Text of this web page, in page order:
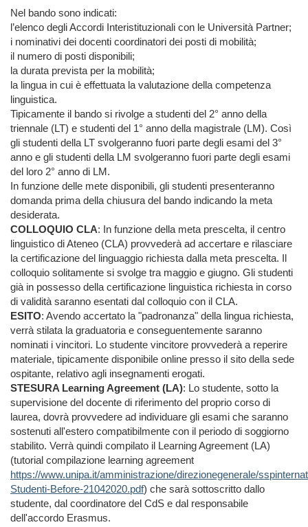
Nel bando sono indicati:
l’elenco degli Accordi Interistituzionali con le Università Partner;
i nominativi dei docenti coordinatori dei posti di mobilità;
il numero di posti disponibili;
la durata prevista per la mobilità;
la lingua in cui è effettuata la valutazione della competenza
linguistica.
Tipicamente il bando si rivolge a studenti del 2° anno della
triennale (LT) e studenti del 1° anno della magistrale (LM). Così
gli studenti della LT svolgeranno fuori parte degli esami del 3°
anno e gli studenti della LM svolgeranno fuori parte degli esami
del loro 2° anno di LM.
In funzione delle mete disponibili, gli studenti presenteranno
domanda prima della chiusura del bando indicando la meta
desiderata.
COLLOQUIO CLA: In funzione della meta prescelta, il centro
linguistico di Ateneo (CLA) provvederà ad accertare e rilasciare
la certificazione del linguaggio richiesta dalla meta prescelta. Il
colloquio solitamente si svolge tra maggio e giugno. Gli studenti
già in possesso della certificazione linguistica richiesta in corso
di validità saranno esentati dal colloquio con il CLA.
ESITO: Avendo accertato la "padronanza" della lingua richiesta,
verrà stilata la graduatoria e conseguentemente saranno
nominati i vincitori. Lo studente vincitore provvederà a reperire
materiale, tipicamente disponibile online presso il sito della sede
ospitante, relativo agli insegnamenti erogati.
STESURA Learning Agreement (LA): Lo studente, sotto la
supervisione del docente di riferimento del proprio corso di
laurea, dovrà provvedere ad individuare gli esami che saranno
sostenuti all'estero compatibilmente con il periodo di soggiorno
stabilito. Verrà quindi compilato il Learning Agreement (LA)
(tutorial compilazione learning agreement
https://www.unipa.it/amministrazione/direzionegenerale/
Studenti-Before-21042020.pdf) che sarà sottoscritto dallo
studente, dal coordinatore del CdS e dal responsabile
dell'accordo Erasmus.